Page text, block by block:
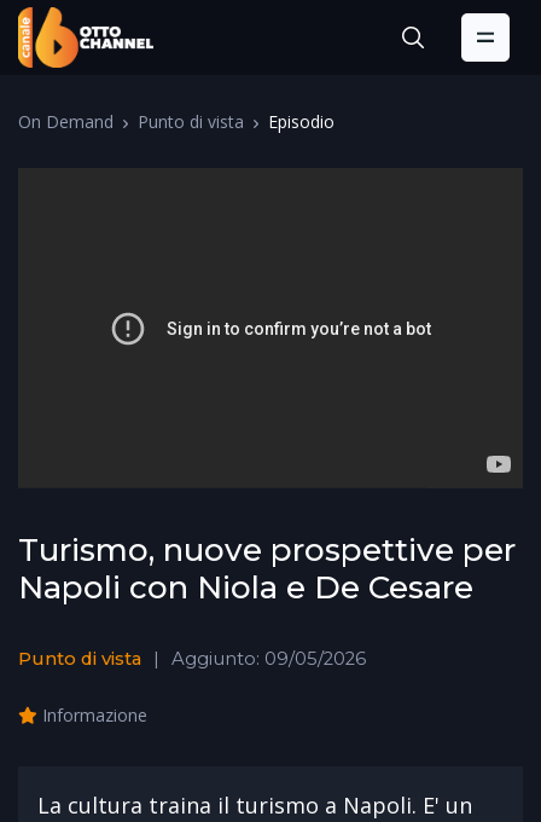
On Demand Punto di vista Episodio
Turismo, nuove prospettive per
Napoli con Niola e De Cesare
Punto di vista Aggiunto: 09/05/2026
Informazione
La cultura traina il turismo a Napoli. E' un